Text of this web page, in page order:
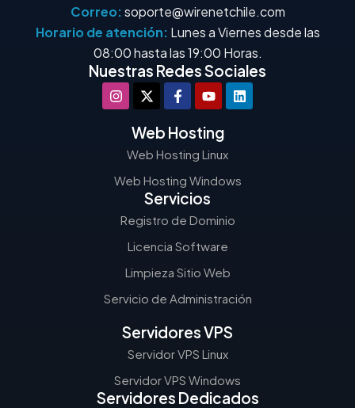
Correo:soporte@wirenetchile.com
Horario de atención: Lunes a Viernes desde las
08:00 hasta las 19:00 Horas.
Nuestras Redes Sociales
Web Hosting
Web Hosting Linux
Web Hosting Windows
Servicios
Registro de Dominio
Licencia Software
Limpieza Sitio Web
Servicio de Administración
Servidores VPS
Servidor VPS Linux
Servidor VPS Windows
Servidores Dedicados